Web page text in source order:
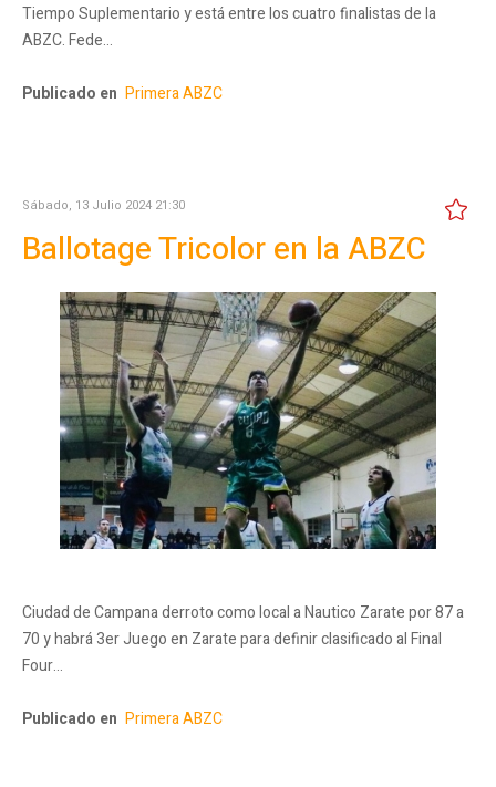
Tiempo Suplementario y está entre los cuatro finalistas de la
ABZC. Fede…
Publicado en Primera ABZC
Sábado, 13 Julio 2024 21:30
Ballotage Tricolor en la ABZC
Ciudad de Campana derroto como local a Nautico Zarate por 87 a
70 y habrá 3er Juego en Zarate para definir clasificado al Final
Four…
Publicado en Primera ABZC